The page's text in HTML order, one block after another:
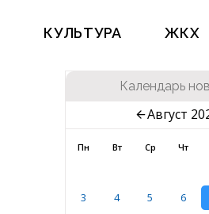
КУЛЬТУРА ЖКХ
Календарь
Август
Пн Вт Ср Чт
3
4 5 6